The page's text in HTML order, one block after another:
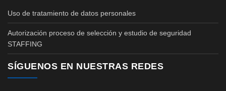
Uso de tratamiento de datos personales
Autorización proceso de selección y estudio de seguridad
STAFFING
SÍGUENOS EN NUESTRAS REDES